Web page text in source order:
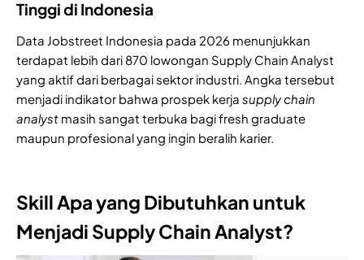
Tinggi di Indonesia
Data Jobstreet Indonesia pada 2026 menunjukkan
terdapat lebih dari 870 lowongan Supply Chain Analyst
yang aktif dari berbagai sektor industri. Angka tersebut
menjadi indikator bahwa prospek kerja supply chain
analyst masih sangat terbuka bagi fresh graduate
maupun profesional yang ingin beralih karier.
Skill Apa yang Dibutuhkan untuk
Menjadi Supply Chain Analyst?